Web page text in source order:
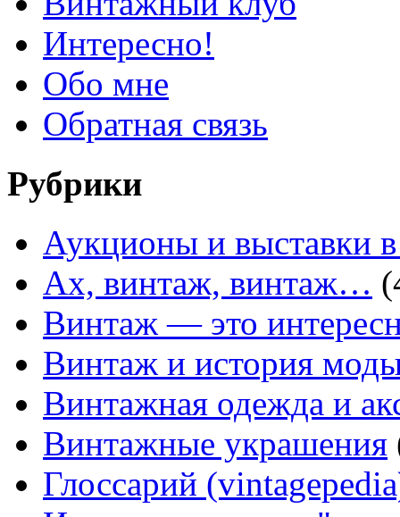
Интересно!
Обо мне
Обратная связь
Рубрики
Аукционы и выставки
Ах, винтаж, винтаж…
Винтаж — это
Винтаж и история
Винтажная одежда и
Винтажные украшения
Глоссарий